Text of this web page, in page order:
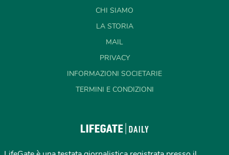
CHI SIAMO
LA STORIA
MAIL
PRIVACY
INFORMAZIONI SOCIETARIE
TERMINI E CONDIZIONI